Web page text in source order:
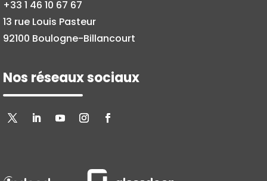
+33 1 46 10 67 67
13 rue Louis Pasteur
92100 Boulogne-Billancourt
Nos réseaux sociaux